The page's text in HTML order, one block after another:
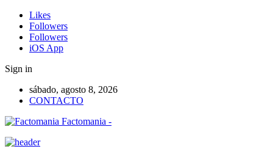
Likes
Followers
Followers
iOS App
Sign in
sábado, agosto 8, 2026
CONTACTO
Factomania -